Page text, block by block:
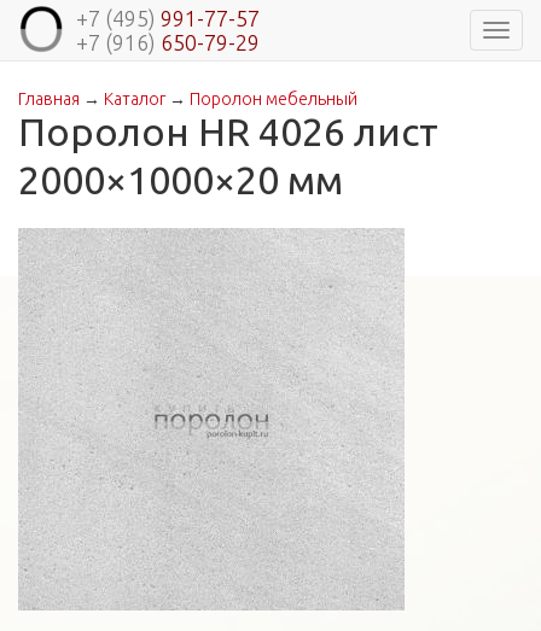
+7 (495) 991-77-57
+7 (916) 650-79-29
Вы здесь
Главная → Каталог→ Поролон мебельный
Поролон HR 4026 лист
2000×1000×20 мм